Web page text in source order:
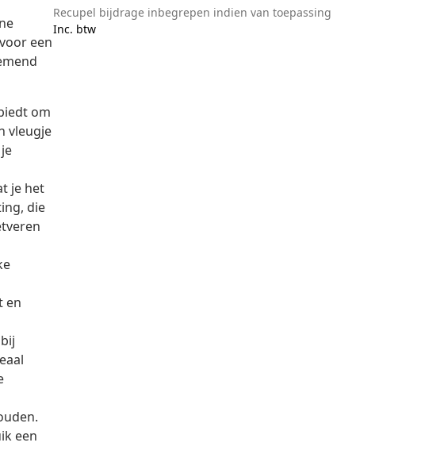
een
om
vleugje
je het
die
en
een
Recupel bijdrage inbegrepen indien van toepassing
Inc. btw